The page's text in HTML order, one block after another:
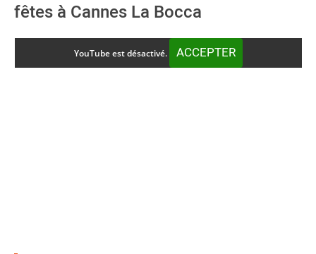
fêtes à Cannes La Bocca
YouTube est désactivé. ACCEPTER